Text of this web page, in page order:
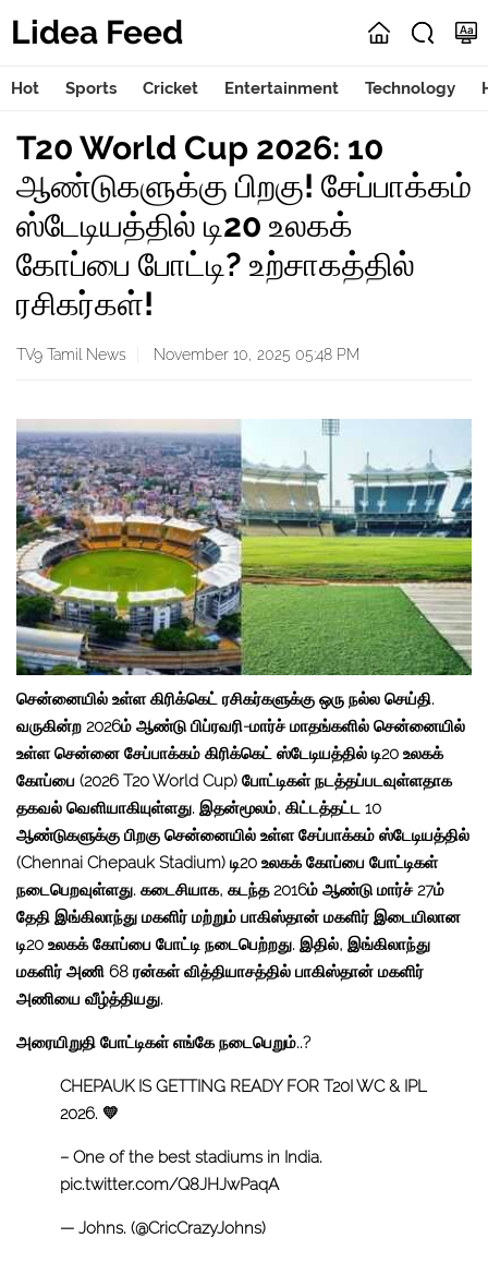
Lidea Feed
Hot Sports Cricket Entertainment Technology
T20 World Cup 2026: 10
ஆண்டுகளுக்கு பிறகு! சேப்பாக்கம்
ஸ்டேடியத்தில் டி20 உலகக்
கோப்பை போட்டி? உற்சாகத்தில்
ரசிகர்கள்!
TV9 Tamil News November 10, 2025 05:48 PM
சென்னையில் உள்ள கிரிக்கெட் ரசிகர்களுக்கு ஒரு நல்ல செய்தி.
வருகின்ற 2026ம் ஆண்டு பிப்ரவரி-மார்ச் மாதங்களில் சென்னையில்
உள்ள சென்னை சேப்பாக்கம் கிரிக்கெட் ஸ்டேடியத்தில் டி20 உலகக்
கோப்பை (2026 T20 World Cup) போட்டிகள் நடத்தப்படவுள்ளதாக
தகவல் வெளியாகியுள்ளது. இதன்மூலம், கிட்டத்தட்ட 10
ஆண்டுகளுக்கு பிறகு சென்னையில் உள்ள சேப்பாக்கம் ஸ்டேடியத்தில்
(Chennai Chepauk Stadium) டி20 உலகக் கோப்பை போட்டிகள்
நடைபெறவுள்ளது. கடைசியாக, கடந்த 2016ம் ஆண்டு மார்ச் 27ம்
தேதி இங்கிலாந்து மகளிர் மற்றும் பாகிஸ்தான் மகளிர் இடையிலான
டி20 உலகக் கோப்பை போட்டி நடைபெற்றது. இதில், இங்கிலாந்து
மகளிர் அணி 68 ரன்கள் வித்தியாசத்தில் பாகிஸ்தான் மகளிர்
அணியை வீழ்த்தியது.
அரையிறுதி போட்டிகள் எங்கே நடைபெறும்..?
CHEPAUK IS GETTING READY FOR T20I WC & IPL
2026. 💛
– One of the best stadiums in India.
pic.twitter.com/Q8JHJwPaqA
— Johns. (@CricCrazyJohns)